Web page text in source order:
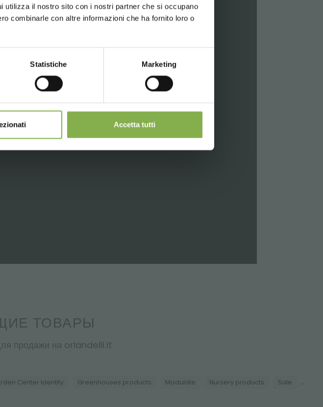
utilizza il nostro sito con i nostri partner che si occupano
combinarle con altre informazioni che ha fornito loro o
Statistiche Marketing
Accetta tutti
ТОВАРЫ
продажи на orlandelli.it
Center Identity Greenhouses products Modulate Nursery products Sale ...
STATES ENGLISH
CONTINUE
чтобы скачать
паспорт
СЕЙЧАС